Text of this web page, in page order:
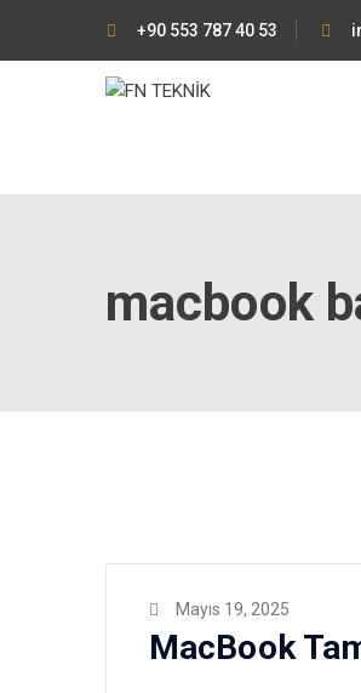
+90 553 787 40 53
macbook
Mayıs 19, 2025
MacBook